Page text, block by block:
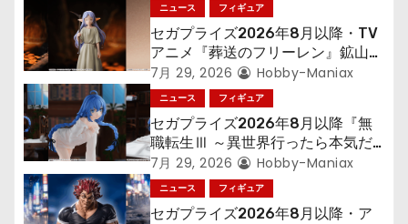
シ
ョ
ン
ニュース フィギュア
セガプライズ2026年8月以降・TV
アニメ『葬送のフリーレン』鉱山で
300年働くことになっっちゃった
「フリーレン」を立体化！
7月 29, 2026 Hobby-Maniax
ニュース フィギュア
セガプライズ2026年8月以降『無
職転生Ⅲ ～異世界行ったら本気だ
す～』から「ロキシー」のフィギュ
アが登場！
7月 29, 2026 Hobby-Maniax
ニュース フィギュア
セガプライズ2026年8月以降・ア